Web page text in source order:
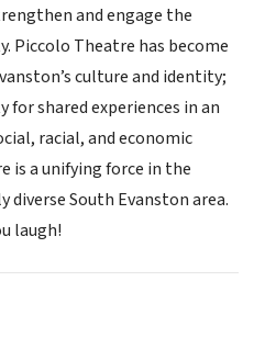
and engage the
Piccolo Theatre has become
culture and identity;
shared experiences in an
racial, and economic
is a unifying force in the
South Evanston area.
laugh!